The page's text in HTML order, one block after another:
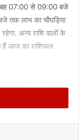
07:00 से 09:00 बजे
तक लाभ का चौघड़िया
अन्य राशि वालों के
हैं आज का राशिफल
करनी होगी. भाग्य
वासी, परिध और सुनफा
है, आपको किसी अच्छे
मिल सकता है.